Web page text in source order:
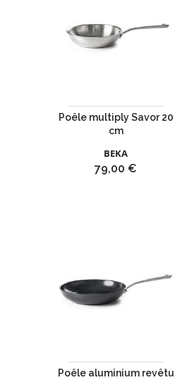
Poêle multiply Savor 20
cm
BEKA
Prix
79,00 €
Poêle aluminium revêtu